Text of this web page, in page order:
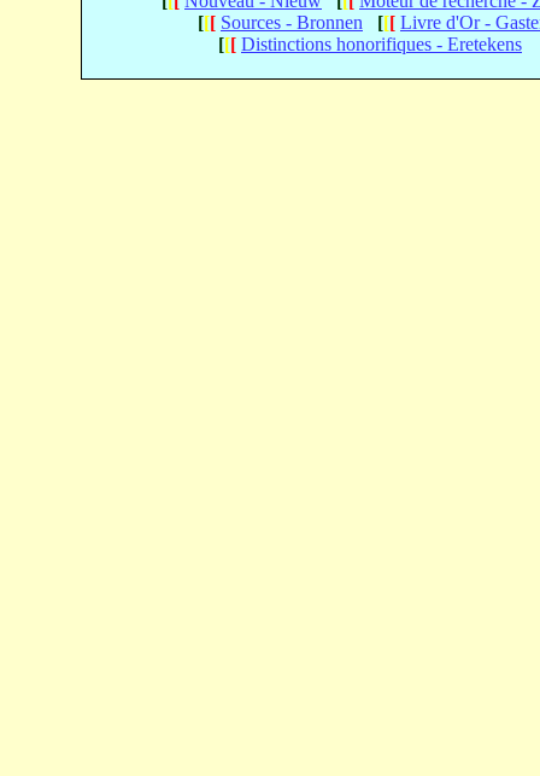
[[[ Sources - Bronnen [[[ Livre d'Or -
[[[ Distinctions honorifiques - Eretekens